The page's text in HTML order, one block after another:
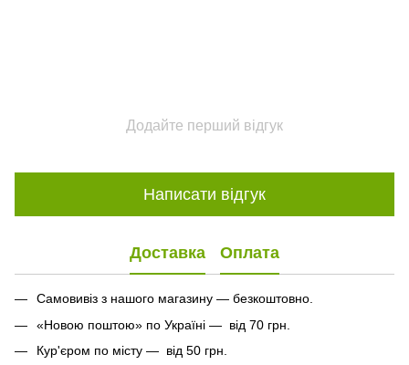
Додайте перший відгук
Написати відгук
Доставка Оплата
Самовивіз з нашого магазину — безкоштовно.
«Новою поштою» по Україні — від 70 грн.
Кур'єром по місту — від 50 грн.